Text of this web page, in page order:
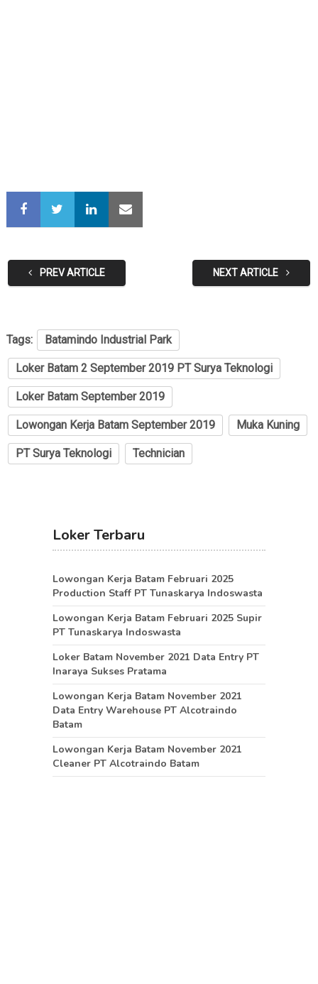
PREV ARTICLE NEXT ARTICLE
Tags: Batamindo Industrial Park
Loker Batam 2 September 2019 PT Surya Teknologi
Loker Batam September 2019
Lowongan Kerja Batam September 2019 Muka Kuning
PT Surya Teknologi Technician
Loker Terbaru
Lowongan Kerja Batam Februari 2025
Production Staff PT Tunaskarya Indoswasta
Lowongan Kerja Batam Februari 2025 Supir
PT Tunaskarya Indoswasta
Loker Batam November 2021 Data Entry PT
Inaraya Sukses Pratama
Lowongan Kerja Batam November 2021
Data Entry Warehouse PT Alcotraindo
Batam
Lowongan Kerja Batam November 2021
Cleaner PT Alcotraindo Batam